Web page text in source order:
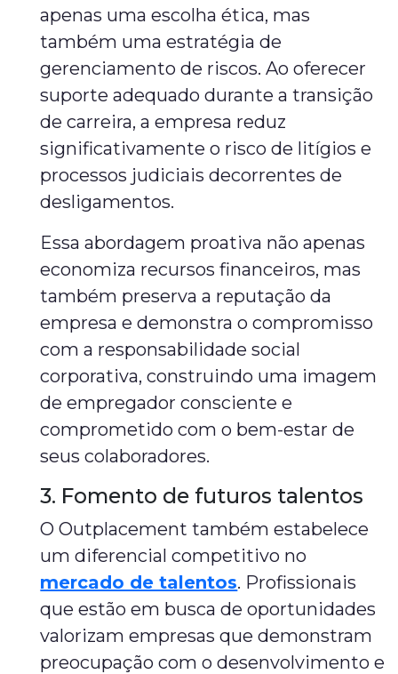
apenas uma escolha ética, mas
também uma estratégia de
gerenciamento de riscos. Ao oferecer
suporte adequado durante a transição
de carreira, a empresa reduz
significativamente o risco de litígios e
processos judiciais decorrentes de
desligamentos.
Essa abordagem proativa não apenas
economiza recursos financeiros, mas
também preserva a reputação da
empresa e demonstra o compromisso
com a responsabilidade social
corporativa, construindo uma imagem
de empregador consciente e
comprometido com o bem-estar de
seus colaboradores.
3. Fomento de futuros talentos
O Outplacement também estabelece
um diferencial competitivo no
mercado de talentos. Profissionais
que estão em busca de oportunidades
valorizam empresas que demonstram
preocupação com o desenvolvimento e